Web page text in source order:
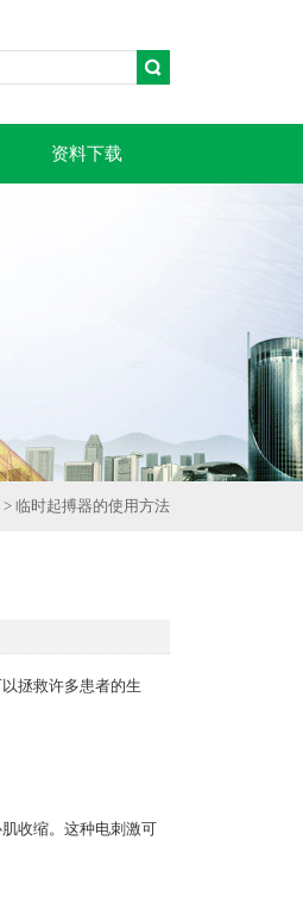
资料下载
> 临时起搏器的使用方法
拯救许多患者的生
收缩。这种电刺激可